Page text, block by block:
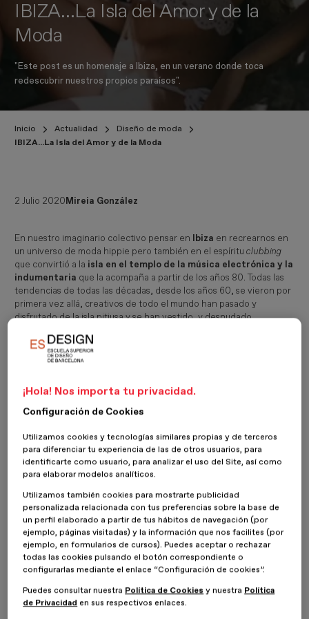
IBIZA…La Isla del Amor y de la
Moda
"Este post es un homenaje a Ibiza, en un verano donde toca
redescubrir nuestros propios paraísos".
Inicio Actualidad
Diseño de moda
IBIZA…La Isla del Amor y de la Moda
2 Julio 2020Mireia González
En nuestro imaginario colectivo pensar en Ibiza en recrearnos en
un universo de moda hippie pero también en el espíritu
que convirtió a la isla en el templo de la música electrónica y la
indumentaria que la acompaña a partir de los años 80. Todas las
tendencias de todas las décadas, desde los años 60, se vieron por
primera vez allá, creativos de todo el mundo han pasado y
disfrutado de la isla pitiusa y se han vestido, y desnudado,
verano donde toca redescubrir nuestros propios paraísos
Finales Años 60 Los hippies y la moda ADLIB ibicenca
primeroshippies, en busca de una vida más natural y también
atraídos por la tolerancia hacia lo distinto que caracterizaba a la
población local. Muchos de los
eran artistas, y los
(melenudos), como les denominaban los isleños, quedaron
encantados con la indumentaria autóctona y tradicional ligada al
folclorey a un baile tradicional denominadoball de pagès(baile de
payés). Las enaguas blancas, en tejidos naturales conbordados y
encajes, las alpargatasde baile, confeccionadas con una
técnica autóctona similar al ganchillo, y los sombreros de paja,
enamoraron a estos nómadas creativos. Aligeraron ciertas prendas
volviéndolas más cómodas y libres, y lo mezclaron con otros
elementos como collares y flores, creando un estilo único que se
conoce desde 1971 comoADLIB.
¡Hola! Nos importa tu privacidad.
Configuración de Cookies
Utilizamos cookies y tecnologías similares propias y de terceros
para diferenciar tu experiencia de las de otros usuarios, para
identificarte como usuario, para analizar el uso del Site, así como
para elaborar modelos analíticos.
Utilizamos también cookies para mostrarte publicidad
personalizada relacionada con tus preferencias sobre la base de
un perfil elaborado a partir de tus hábitos de navegación (por
ejemplo, páginas visitadas) y la información que nos facilites (por
ejemplo, en formularios de cursos). Puedes aceptar o rechazar
todas las cookies pulsando el botón correspondiente o
configurarlas mediante el enlace “Configuración de cookies”.
Puedes consultar nuestra Política de Cookies y nuestra Política
de Privacidad en sus respectivos enlaces.